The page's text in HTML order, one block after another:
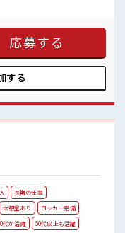
境が整っています！ イチ
いきましょう！ ≪自分
整った派遣のお仕事で
ょ！ 休憩室完備でラン
んどありません！
応募する
する
長期の仕事
休憩室あり
ロッカー完備
代が活躍 50代以上も活躍